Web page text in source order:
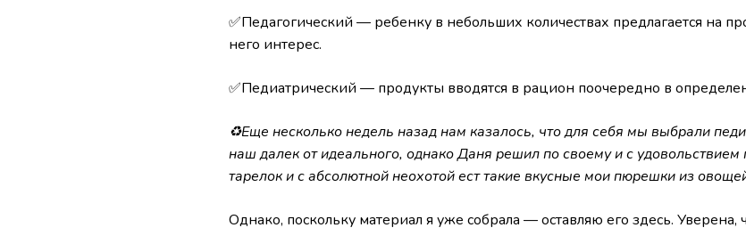
✅Педагогический — ребенку в небольших количествах предлагается на
него интерес.
✅Педиатрический — продукты вводятся в рацион поочередно в
♻Еще несколько недель назад нам казалось, что для себя мы выбрали
наш далек от идеального, однако Даня решил по своему и с удовольствием
тарелок и с абсолютной неохотой ест такие вкусные мои пюрешки из
Однако, поскольку материал я уже собрала — оставляю его здесь. Уверена,